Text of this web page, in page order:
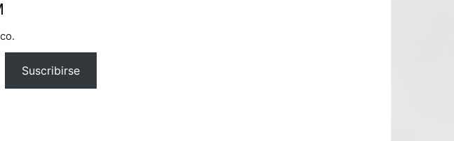
Suscribirse